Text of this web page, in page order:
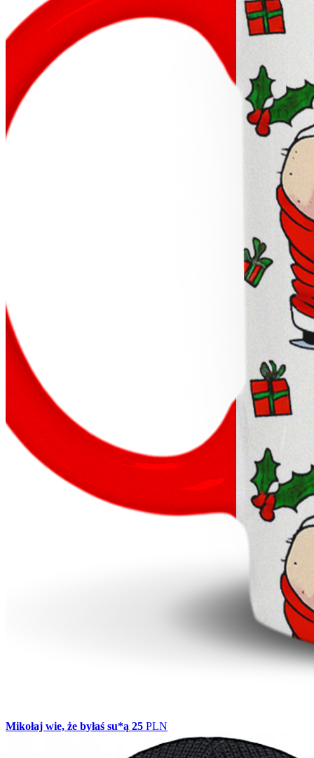
Mikołaj wie, że byłaś su*ą 25 PLN